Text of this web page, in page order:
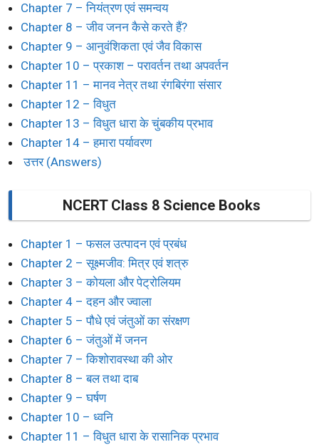
Chapter 7 – नियंत्रण एवं समन्वय
Chapter 8 – जीव जनन कैसे करते हैं?
Chapter 9 – आनुवंशिकता एवं जैव विकास
Chapter 10 – प्रकाश – परावर्तन तथा अपवर्तन
Chapter 11 – मानव नेत्र तथा रंगबिरंगा संसार
Chapter 12 – विधुत
Chapter 13 – विधुत धारा के चुंबकीय प्रभाव
Chapter 14 – हमारा पर्यावरण
उत्तर (Answers)
NCERT Class 8 Science Books
Chapter 1 – फसल उत्पादन एवं प्रबंध
Chapter 2 – सूक्ष्मजीव: मित्र एवं शत्रु
Chapter 3 – कोयला और पेट्रोलियम
Chapter 4 – दहन और ज्वाला
Chapter 5 – पौधे एवं जंतुओं का संरक्षण
Chapter 6 – जंतुओं में जनन
Chapter 7 – किशोरावस्था की ओर
Chapter 8 – बल तथा दाब
Chapter 9 – घर्षण
Chapter 10 – ध्वनि
Chapter 11 – विधुत धारा के रासानिक प्रभाव